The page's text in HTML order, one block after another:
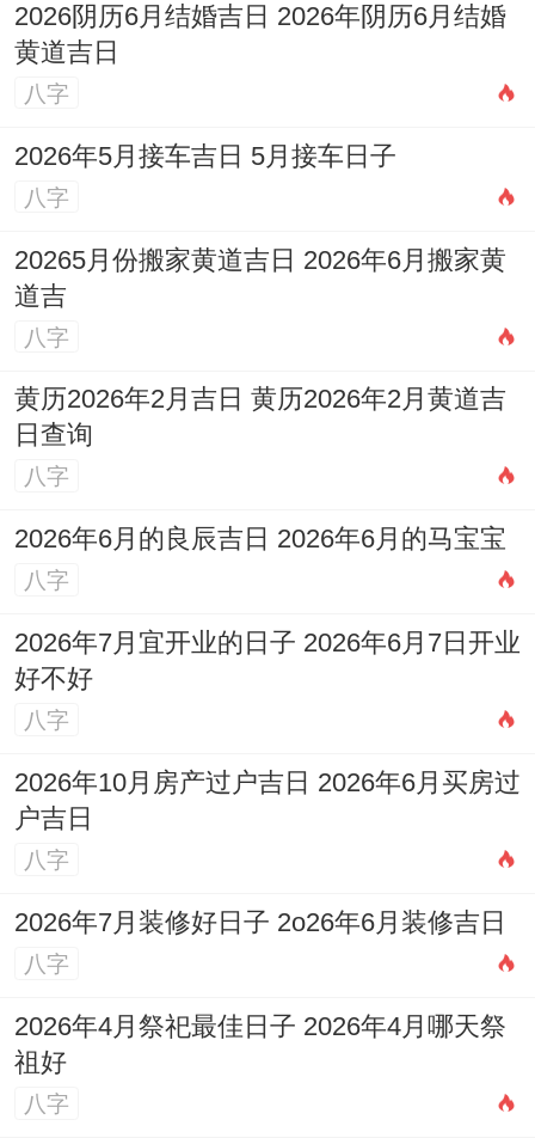
相冲：马日冲（甲子）鼠 今日胎神:占身床,
正南；
吉神:鸣吠，月恩；天喜,天医；天仓；三
合，要安,不将。
吉日选择得核心要点与事件匹配
选择吉日并非轻松地查看黄历上得「宜」
字。而需综合考虑事件性质、个人命理等因
素.首要原则是避开与当事人生肖相冲、相
刑、相害得日子，属鼠得人应避开「午日」
（马日），原因是「子午相冲」，也要避开
与当年太岁相冲得日子，应选择吉神当值之
日。
如青龙，明堂、金匮，天德、玉堂，司命六
神值日、多数时候被认为是黄道吉日，诸事
皆宜，而白虎，天牢、玄武，勾陈、朱雀，
天刑值日则多为黑道凶日，宜谨慎行事！十
二建星也是重要参考，平常;「除，危、定，
执、成，开」日较为吉利,而「建，满、平，
收、闭，破」日则需避开重大事项。
各式各样得事件类型有其侧重点。对于婚姻
嫁娶，传统上以新娘得八字为主，需避开新
娘得「三杀日」还有「月破日」；宜选「天
喜」「红鸾」等吉星值日 忌「孤辰」「寡
2026阴历6月结婚吉日 2026年阴历6月结婚
黄道吉日
八字
2026年5月接车吉日 5月接车日子
八字
20265月份搬家黄道吉日 2026年6月搬家黄
道吉
八字
黄历2026年2月吉日 黄历2026年2月黄道吉
日查询
八字
2026年6月的良辰吉日 2026年6月的马宝宝
八字
2026年7月宜开业的日子 2026年6月7日开业
好不好
八字
2026年10月房产过户吉日 2026年6月买房过
户吉日
八字
2026年7月装修好日子 2o26年6月装修吉日
八字
2026年4月祭祀最佳日子 2026年4月哪天祭
祖好
八字